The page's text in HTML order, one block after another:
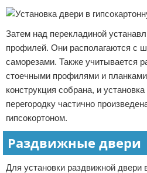
Затем над перекладиной
профилей. Они располагаются с
саморезами. Также учитывается
стоечными профилями и планками
конструкция собрана, и
перегородку частично
гипсокортоном.
Раздвижные двери
Для установки раздвижной двери